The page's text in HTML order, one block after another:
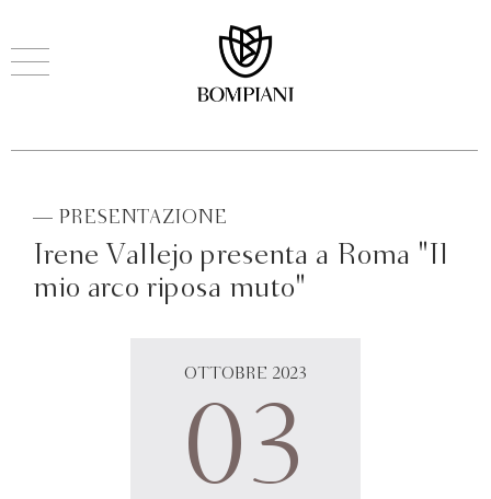
— PRESENTAZIONE
Irene Vallejo presenta a Roma "Il
mio arco riposa muto"
OTTOBRE 2023
03